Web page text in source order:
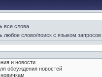
все слова
любое слово/поиск с языком запросов